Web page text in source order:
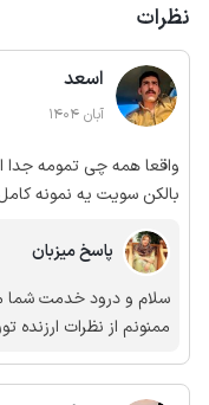
نظرات
اسعد
آبان 1404
واقعا همه چی تمومه جدا
بالکن سویت یه نمونه
پاسخ میزبان
سلام و درود خدمت شما
ممنونم از نظرات ارزنده